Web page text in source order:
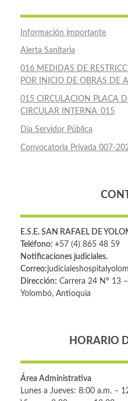
Información importante
Alerta Sanitaria
016 MEDIDAS DE
POR INICIO DE OBRAS DE
015 CIRCULACION PLACA
CIRCULAR INTERNA_015
Día Servidor Pública
Convocatoria Privada 007-
E.S.E. SAN RAFAEL DE
Teléfono: +57 (4) 865 48 59
Notificaciones judiciales.
Correo:
Dirección: Carrera 24 Nº 13
Yolombó, Antioquia
HORARIO
Área Administrativa
Lunes a Jueves: 8:00 a.m. –